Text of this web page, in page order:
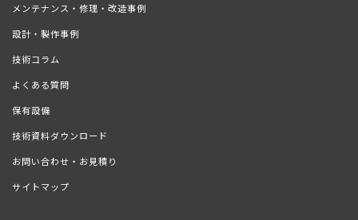
メンテナンス・修理・改造事例
設計・製作事例
技術コラム
よくある質問
保有設備
技術資料ダウンロード
お問い合わせ・お見積り
サイトマップ